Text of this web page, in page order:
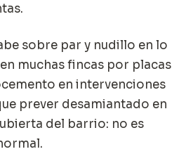
sobre par y nudillo en lo
muchas fincas por placas
en intervenciones
prever desamiantado en
del barrio: no es